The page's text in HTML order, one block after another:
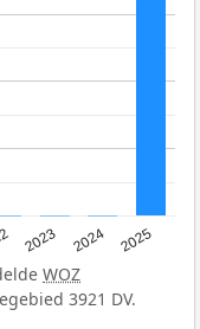
2023 2024 2025
WOZ
3921 DV.